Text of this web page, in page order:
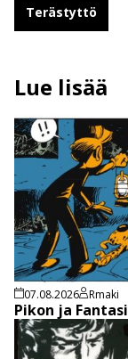
Terästyttö
Lue lisää
07.08.2026 Rmaki
Pikon ja